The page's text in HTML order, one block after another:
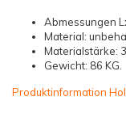
Abmessungen
Material:
Materialstärke:
Gewicht: 86 KG.
Produktinformation